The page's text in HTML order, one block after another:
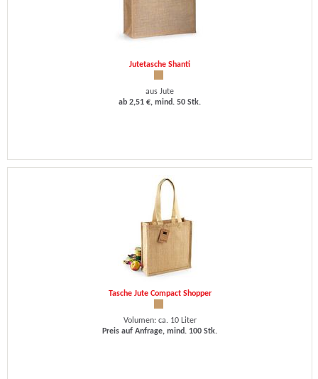
Jutetasche Shanti
aus Jute
ab 2,51 €, mind. 50 Stk.
Tasche Jute Compact Shopper
Volumen: ca. 10 Liter
Preis auf Anfrage, mind. 100 Stk.